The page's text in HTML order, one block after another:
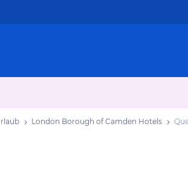
London Borough of Camden Hotels